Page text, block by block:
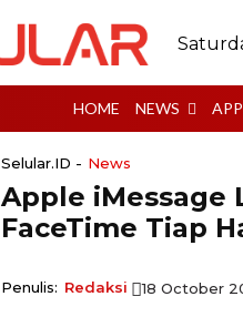
HOME NEWS
Selular.ID - News
Apple iMessage
FaceTime Tiap
Penulis: Redaksi 18 October